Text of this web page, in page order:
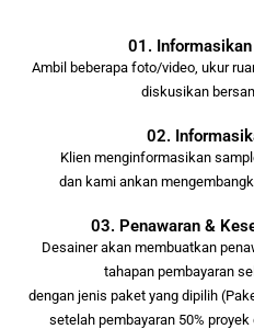
01.
Ambil beberapa foto/video, ukur
diskusikan
02.
Klien menginformasikan
dan kami ankan
03. Penawaran &
Desainer akan membuatkan
tahapan pembayaran
dengan jenis paket yang dipilih
setelah pembayaran 50%